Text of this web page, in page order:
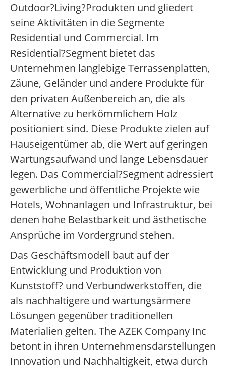
Outdoor?Living?Produkten und gliedert
seine Aktivitäten in die Segmente
Residential und Commercial. Im
Residential?Segment bietet das
Unternehmen langlebige Terrassenplatten,
Zäune, Geländer und andere Produkte für
den privaten Außenbereich an, die als
Alternative zu herkömmlichem Holz
positioniert sind. Diese Produkte zielen auf
Hauseigentümer ab, die Wert auf geringen
Wartungsaufwand und lange Lebensdauer
legen. Das Commercial?Segment adressiert
gewerbliche und öffentliche Projekte wie
Hotels, Wohnanlagen und Infrastruktur, bei
denen hohe Belastbarkeit und ästhetische
Ansprüche im Vordergrund stehen.
Das Geschäftsmodell baut auf der
Entwicklung und Produktion von
Kunststoff? und Verbundwerkstoffen, die
als nachhaltigere und wartungsärmere
Lösungen gegenüber traditionellen
Materialien gelten. The AZEK Company Inc
betont in ihren Unternehmensdarstellungen
Innovation und Nachhaltigkeit, etwa durch